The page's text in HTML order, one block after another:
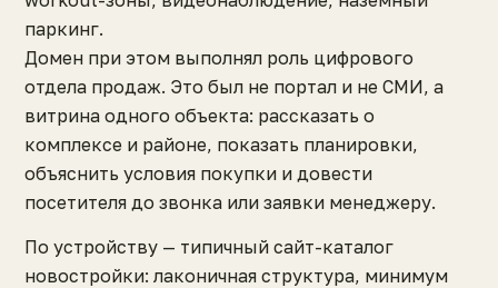
паркинг.
Домен при этом выполнял роль цифрового
отдела продаж. Это был не портал и не СМИ, а
витрина одного объекта: рассказать о
комплексе и районе, показать планировки,
объяснить условия покупки и довести
посетителя до звонка или заявки менеджеру.
По устройству — типичный сайт-каталог
новостройки: лаконичная структура, минимум